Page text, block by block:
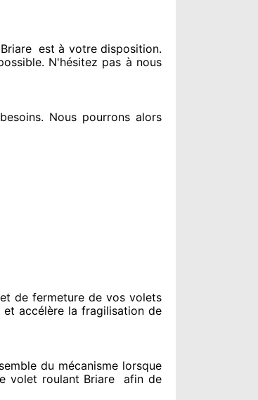
est à votre disposition.
N'hésitez pas à nous
. Nous pourrons alors
de fermeture de vos volets
accélère la fragilisation de
du mécanisme lorsque
volet roulant Briare
afin de